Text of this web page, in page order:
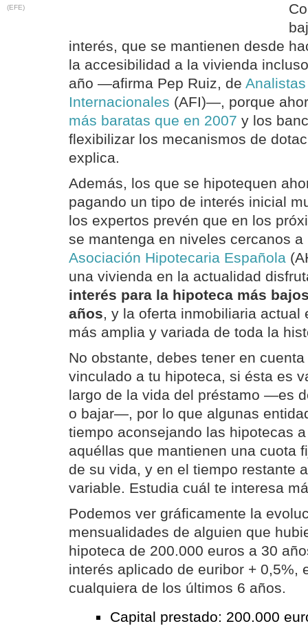
(EFE)
interés, que se mantienen desde
la accesibilidad a la vivienda
año —afirma Pep Ruiz, de
Internacionales (AFI)—, porque
más baratas que en 2007 y los
flexibilizar los mecanismos de
explica.
Además, los que se hipotequen
pagando un tipo de interés inicial
los expertos prevén que en los
se mantenga en niveles cercanos
Asociación Hipotecaria Española
una vivienda en la actualidad
interés para la hipoteca más
años, y la oferta inmobiliaria actual
más amplia y variada de toda la
No obstante, debes tener en
vinculado a tu hipoteca, si ésta es
largo de la vida del préstamo —es
o bajar—, por lo que algunas
tiempo aconsejando las hipotecas
aquéllas que mantienen una cuota
de su vida, y en el tiempo restante
variable. Estudia cuál te interesa
Podemos ver gráficamente la
mensualidades de alguien que
hipoteca de 200.000 euros a 30
interés aplicado de euribor + 0,5%,
cualquiera de los últimos 6 años.
Capital prestado: 200.000